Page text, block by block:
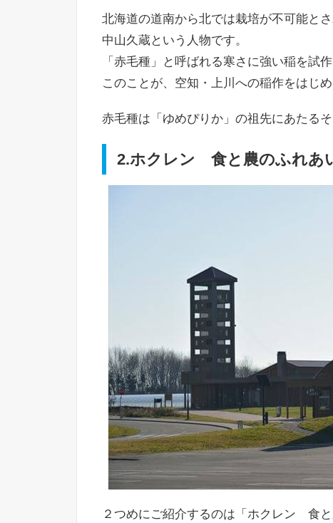
北海道の道南から北では栽培が不可能と
中山久蔵という人物です。
「赤毛種」と呼ばれる寒さに強い稲を試作
このことが、空知・上川への稲作をはじ
赤毛種は「ゆめぴりか」の祖先にあたるそ
2.ホクレン 食と農のふれあ
２つめにご紹介するのは「ホクレン 食